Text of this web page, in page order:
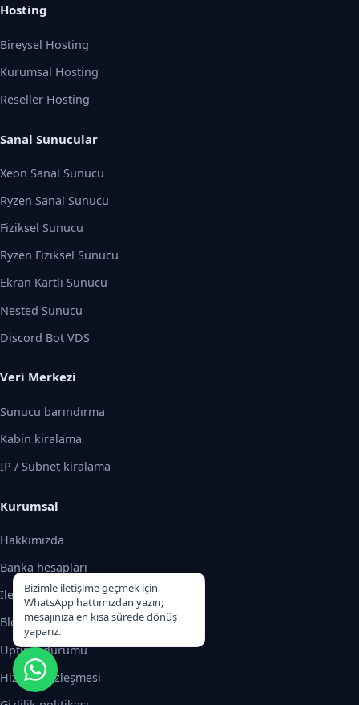
Hosting
Bireysel Hosting
Kurumsal Hosting
Reseller Hosting
Sanal Sunucular
Xeon Sanal Sunucu
Ryzen Sanal Sunucu
Fiziksel Sunucu
Ryzen Fiziksel Sunucu
Ekran Kartlı Sunucu
Nested Sunucu
Discord Bot VDS
Veri Merkezi
Sunucu barındırma
Kabin kiralama
IP / Subnet kiralama
Kurumsal
Hakkımızda
Banka hesapları
İletişim
Blog
Uptime durumu
Hizmet sözleşmesi
Bizimle iletişime geçmek için
WhatsApp hattımızdan yazın;
mesajınıza en kısa sürede dönüş
yaparız.